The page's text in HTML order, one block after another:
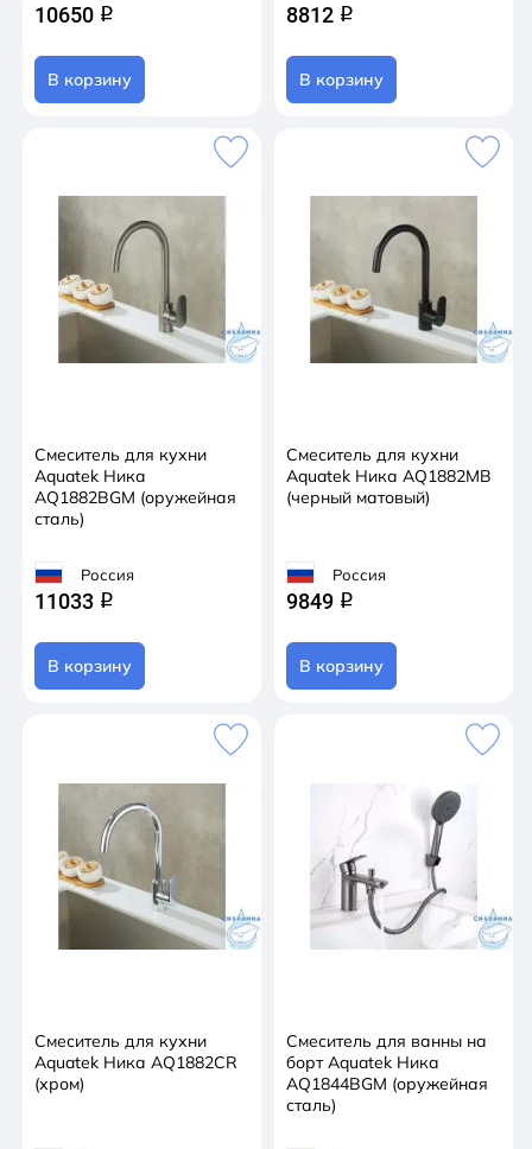
10650 q
В корзину
8812 q
В корзину
Смеситель для кухни
Aquatek Ника
AQ1882BGM (оружейная
сталь)
Россия
11033 q
В корзину
Смеситель для кухни
Aquatek Ника AQ1882MB
(черный матовый)
Россия
9849 q
В корзину
Смеситель для кухни
Aquatek Ника AQ1882CR
(хром)
Смеситель для ванны на
борт Aquatek Ника
AQ1844BGM (оружейная
сталь)